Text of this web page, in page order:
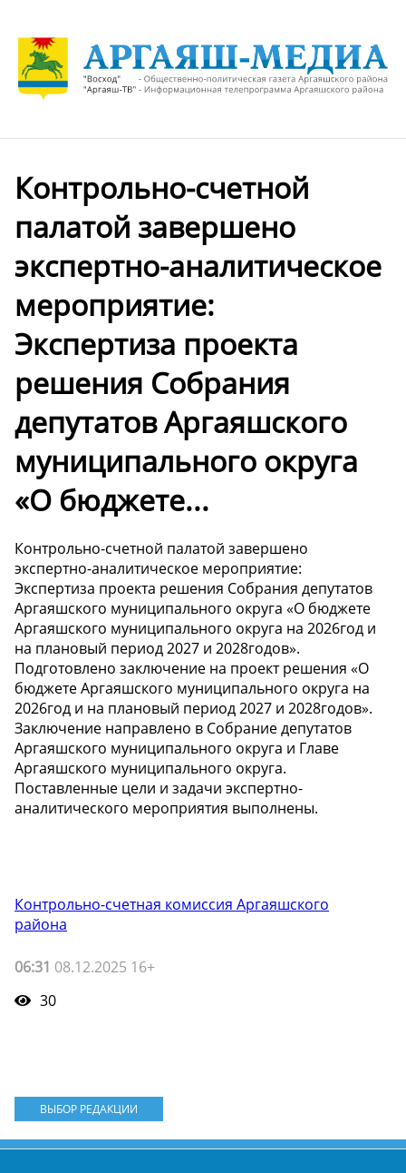
Контрольно-счетной
палатой завершено
экспертно-аналитическое
мероприятие:
Экспертиза проекта
решения Собрания
депутатов Аргаяшского
муниципального округа
«О бюджете...
Контрольно-счетной палатой завершено
экспертно-аналитическое мероприятие:
Экспертиза проекта решения Собрания депутатов
Аргаяшского муниципального округа «О бюджете
Аргаяшского муниципального округа на 2026год и
на плановый период 2027 и 2028годов».
Подготовлено заключение на проект решения «О
бюджете Аргаяшского муниципального округа на
2026год и на плановый период 2027 и 2028годов».
Заключение направлено в Собрание депутатов
Аргаяшского муниципального округа и Главе
Аргаяшского муниципального округа.
Поставленные цели и задачи экспертно-
аналитического мероприятия выполнены.
Контрольно-счетная комиссия Аргаяшского
района
06:31 08.12.2025 16+
30
ВЫБОР РЕДАКЦИИ